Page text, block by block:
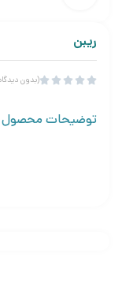
ریبن




(بدون
توضیحات محصول